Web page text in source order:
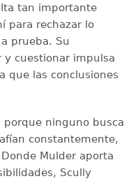
tan importante
para rechazar lo
prueba. Su
y cuestionar impulsa
que las conclusiones
porque ninguno busca
constantemente,
Mulder aporta
Scully